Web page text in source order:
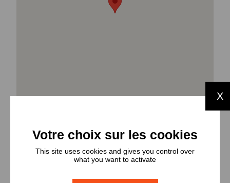
Types et
X
This site uses cookies and gives you control over
what you want to activate